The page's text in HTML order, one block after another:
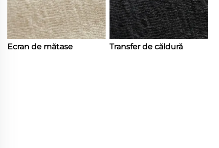
Ecran de mătase Transfer de căldură